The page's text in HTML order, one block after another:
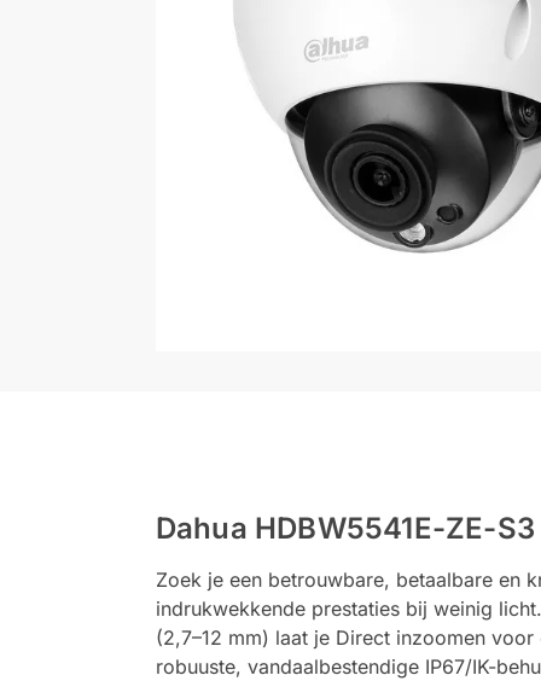
Dahua HDBW5541E-ZE-
Zoek je een betrouwbare, betaalbare en
indrukwekkende prestaties bij weinig
(2,7–12 mm) laat je Direct inzoomen
robuuste, vandaalbestendige IP67/IK-